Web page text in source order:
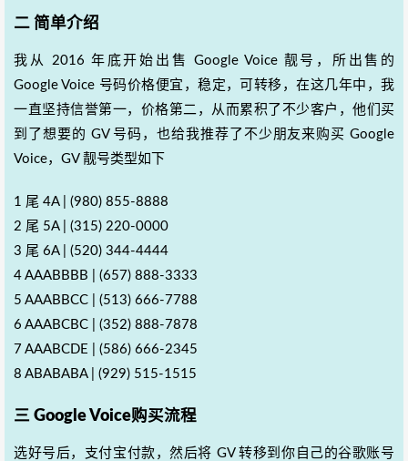
二 简单介绍
我从 2016 年底开始出售 Google Voice 靓号，所出售的
Google Voice 号码价格便宜，稳定，可转移，在这几年中，我
一直坚持信誉第一，价格第二，从而累积了不少客户，他们买
到了想要的 GV 号码，也给我推荐了不少朋友来购买 Google
Voice，GV 靓号类型如下
1 尾 4A | ‪(980) 855-8888
2 尾 5A | (315) 220-0000‬
3 尾 6A | (520) 344-4444
4 AAABBBB | (657) 888-3333
5 AAABBCC | (513) 666-7788
6 AAABCBC | (352) 888-7878
7 AAABCDE | (586) 666-2345
8 ABABABA | (929) 515-1515
三 Google Voice购买流程
选好号后，支付宝付款，然后将 GV 转移到你自己的谷歌账号